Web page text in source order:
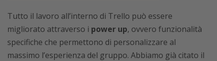
Tutto il lavoro all’interno di Trello può essere
migliorato attraverso i power up, ovvero funzionalità
specifiche che permettono di personalizzare al
massimo l’esperienza del gruppo. Abbiamo già citato il